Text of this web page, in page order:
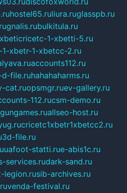
hostel65.ruliura.ruglasspb.ru
gnalis.rubulkitula.ru
1-xbetti-5.ru
xbetr-1-xbetcc-2.ru
accounts112.ru
d-file.ruhahahaharms.ru
cat.ruopsmgr.ruev-gallery.ru
112.rucsm-demo.ru
allseo-host.ru
cricetc1xbetr1xbetcc2.ru
3d-file.ru
uafoot-statti.rue-abis1c.ru
services.rudark-sand.ru
legion.rusib-archives.ru
venda-festival.ru